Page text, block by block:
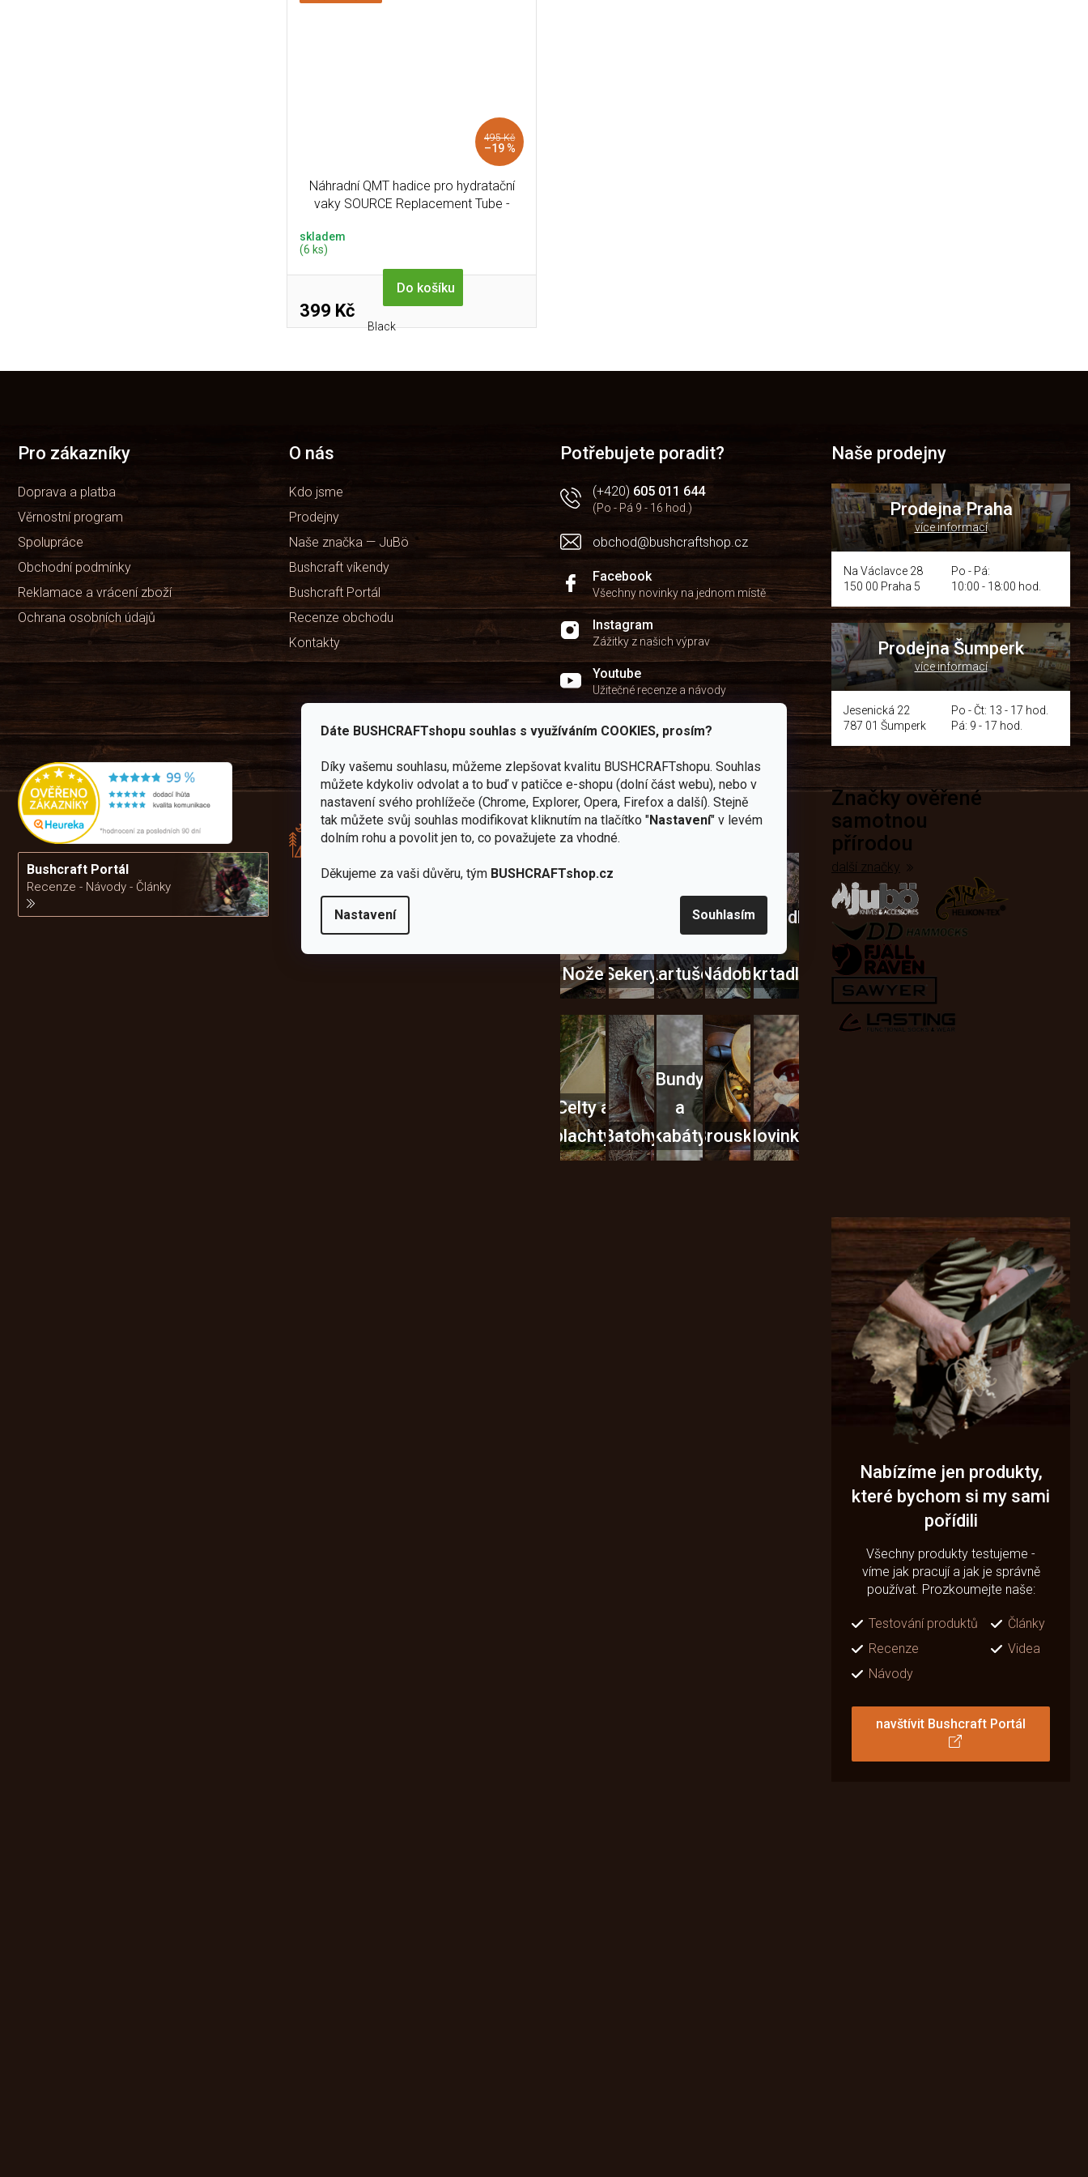
Dáte BUSHCRAFTshopu souhlas s využíváním COOKIES, prosím?
Díky vašemu souhlasu, můžeme zlepšovat kvalitu BUSHCRAFTshopu. Souhlas
můžete kdykoliv odvolat a to buď v patičce e-shopu (dolní část webu), nebo v
nastavení svého prohlížeče (Chrome, Explorer, Opera, Firefox a další). Stejně
tak můžete svůj souhlas modifikovat kliknutím na tlačítko "Nastavení" v levém
dolním rohu a povolit jen to, co považujete za vhodné.
Děkujeme za vaši důvěru, tým BUSHCRAFTshop.cz
Nastavení Souhlasím
495 Kč
–19 %
Náhradní QMT hadice pro hydratační
vaky SOURCE Replacement Tube -
skladem
(6 ks)
399 Kč
Do košíku
Black
O
a
í
p
r
k
y
ý
p
s
u
Pro zákazníky
Doprava a platba
Věrnostní program
Spolupráce
Obchodní podmínky
Reklamace a vrácení zboží
Ochrana osobních údajů
O nás
Kdo jsme
Prodejny
Naše značka — JuBö
Bushcraft víkendy
Bushcraft Portál
Recenze obchodu
Kontakty
Potřebujete poradit?
(+420) 605 011 644
(Po - Pá 9 - 16 hod.)
obchod@bushcraftshop.cz
Facebook
Všechny novinky na jednom místě
Instagram
Zážitky z našich výprav
Youtube
Užitečné recenze a návody
Naše prodejny
Prodejna Praha
více informací
Na Václavce 28
150 00 Praha 5
Po - Pá:
10:00 - 18:00 hod.
Prodejna Šumperk
více informací
Jesenická 22
787 01 Šumperk
Po - Čt: 13 - 17 hod.
Pá: 9 - 17 hod.
Bushcraft Portál
Recenze - Návody - Články
Rádi
předáváme
zkušenosti
vám s
výběrem
Zboží
sami
testujeme
U nás
„zajíce v
2
kamenné
prodejny
Navštivte
Praze a
Vlastní
značka
JuBö
Poctivá
výroba
další skvělé výhody
Užijte si to v přírodě
Vybavení, na které spoléháte nejčastěji
NožeSekery
Vařiče
kartušeNádobí
Křesadla
škrtadla
Celty a
plachtyBatohy
Bundy
a
kabátyBrouskyNovinky
Značky ověřené
samotnou
přírodou
další značky
Nabízíme jen produkty,
které bychom si my sami
pořídili
Všechny produkty testujeme -
víme jak pracují a jak je správně
používat. Prozkoumejte naše:
Testování produktů
Články
Recenze
Videa
Návody
navštívit Bushcraft Portál